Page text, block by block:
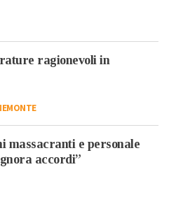
ragionevoli in
massacranti e personale
accordi”